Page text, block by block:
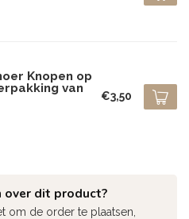
Knopen op
van
€3,50
over dit product?
om de order te plaatsen,